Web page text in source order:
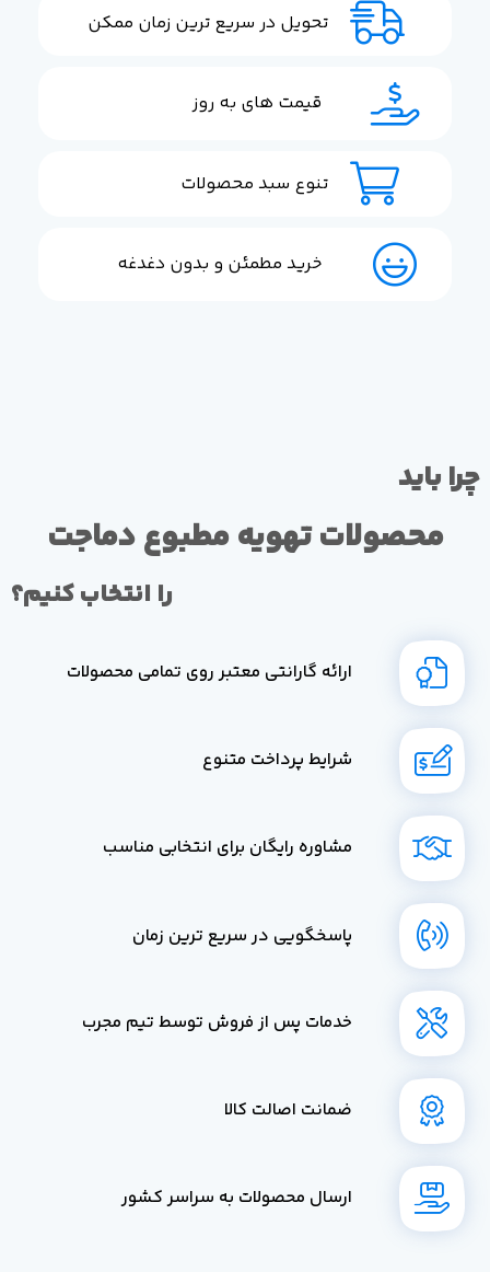
تحویل در سریع ترین زمان ممکن
قیمت های به روز
تنوع سبد محصولات
خرید مطمئن و بدون دغدغه
چرا باید
محصولات تهویه مطبوع دماجت
را انتخاب کنیم؟
ارائه گارانتی معتبر روی تمامی محصولات
شرایط پرداخت متنوع
مشاوره رایگان برای انتخابی مناسب
پاسخگویی در سریع ترین زمان
خدمات پس از فروش توسط تیم مجرب
ضمانت اصالت کالا
ارسال محصولات به سراسر کشور